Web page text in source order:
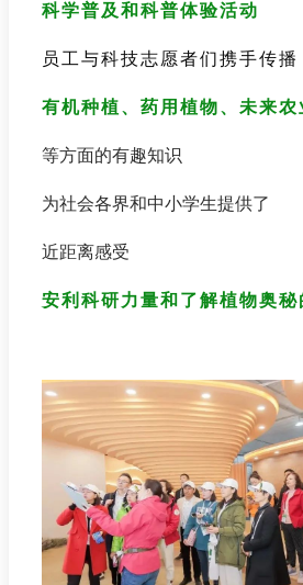
科学普及和科普体验活动
员工与科技志愿者们携手传播
有机种植、药用植物、未来农
等方面的有趣知识
为社会各界和中小学生提供了
近距离感受
安利科研力量和了解植物奥秘